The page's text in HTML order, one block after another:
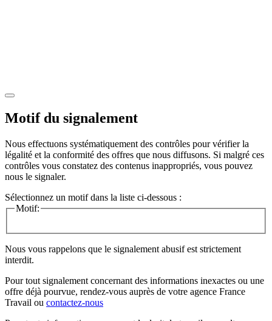
Motif du signalement
Nous effectuons systématiquement des contrôles pour vérifier la
légalité et la conformité des offres que nous diffusons. Si malgré ces
contrôles vous constatez des contenus inappropriés, vous pouvez
nous le signaler.
Sélectionnez un motif dans la liste ci-dessous :
Motif:
Nous vous rappelons que le signalement abusif est strictement
interdit.
Pour tout signalement concernant des informations inexactes ou une
offre déjà pourvue, rendez-vous auprès de votre agence France
Travail ou contactez-nous